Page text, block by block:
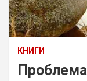
КНИГИ